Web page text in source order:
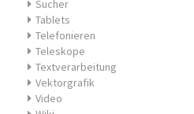
Sucher
Tablets
Telefonieren
Teleskope
Textverarbeitung
Vektorgrafik
Video